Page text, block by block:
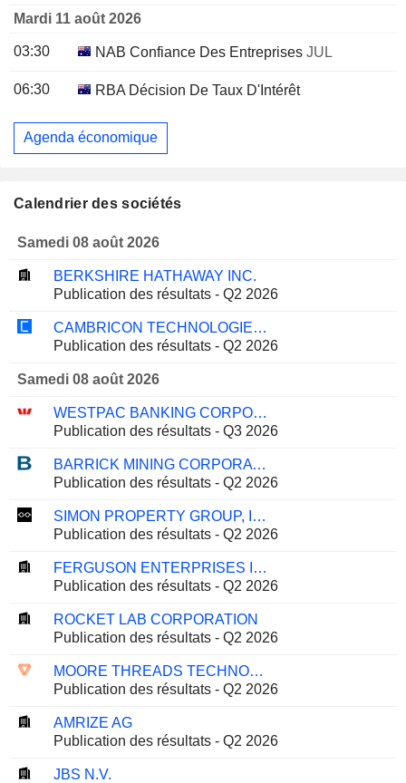
Mardi 11 août 2026
03:30 NAB Confiance Des Entreprises JUL
06:30 RBA Décision De Taux D'Intérêt
Agenda économique
Calendrier des sociétés
Samedi 08 août 2026
BERKSHIRE HATHAWAY INC.
Publication des résultats - Q2 2026
CAMBRICON TECHNOLOGIES CORPORATION LIMITED
Publication des résultats - Q2 2026
Samedi 08 août 2026
WESTPAC BANKING CORPORATION
Publication des résultats - Q3 2026
BARRICK MINING CORPORATION
Publication des résultats - Q2 2026
SIMON PROPERTY GROUP, INC.
Publication des résultats - Q2 2026
FERGUSON ENTERPRISES INC.
Publication des résultats - Q2 2026
ROCKET LAB CORPORATION
Publication des résultats - Q2 2026
MOORE THREADS TECHNOLOGY CO., LTD.
Publication des résultats - Q2 2026
AMRIZE AG
Publication des résultats - Q2 2026
JBS N.V.